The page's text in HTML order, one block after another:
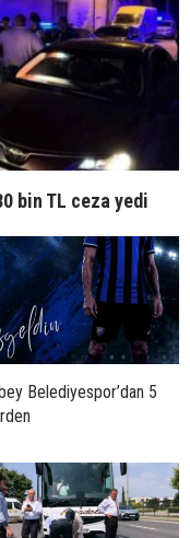
bin TL ceza yedi
Belediyespor’dan 5